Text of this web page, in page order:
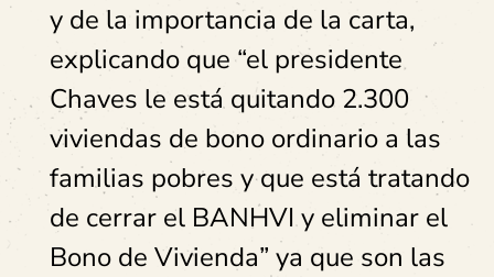
y de la importancia de la carta,
explicando que “el presidente
Chaves le está quitando 2.300
viviendas de bono ordinario a las
familias pobres y que está tratando
de cerrar el BANHVI y eliminar el
Bono de Vivienda” ya que son las